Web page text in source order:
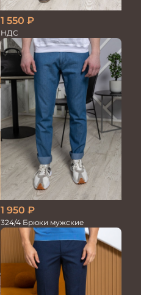
1 550 ₽
НДС
1 950 ₽
324/4 Брюки мужские